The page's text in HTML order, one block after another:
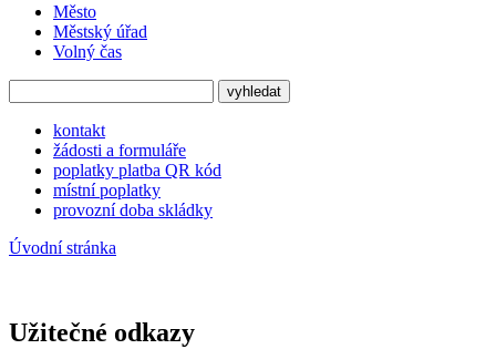
Město
Městský úřad
Volný čas
kontakt
žádosti a formuláře
poplatky platba QR kód
místní poplatky
provozní doba skládky
Úvodní stránka
Užitečné odkazy